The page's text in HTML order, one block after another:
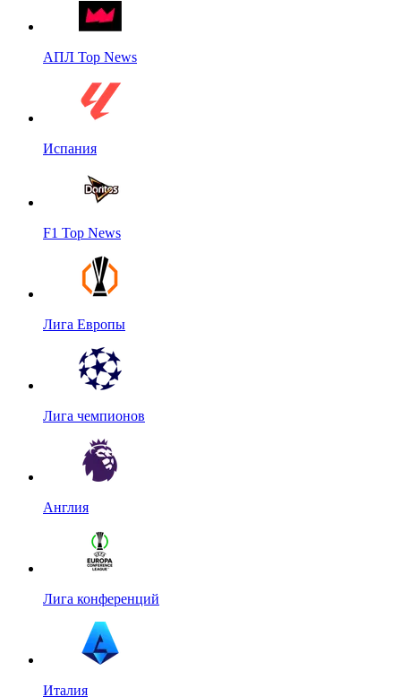
АПЛ Top News
Испания
F1 Top News
Лига Европы
Лига чемпионов
Англия
Лига конференций
Италия